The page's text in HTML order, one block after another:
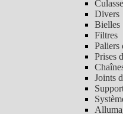
Culasse
Divers
Bielles
Filtres
Paliers
Prises
Joints